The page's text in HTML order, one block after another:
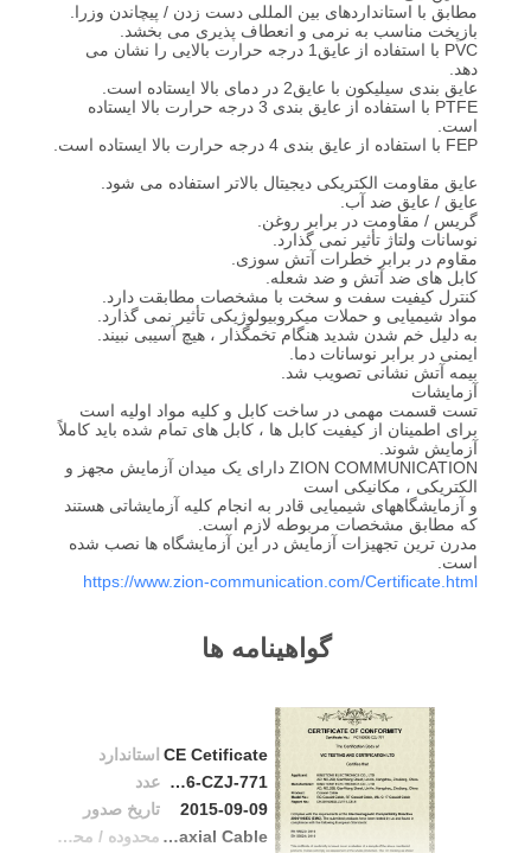
بگیرید
درخواست
نقل قول
نقشه
سایت
PRIVACY
POLICY
مطابق با استانداردهای بین المللی دست زدن / پیچاندن وزرا.
بازپخت مناسب به نرمی و انعطاف پذیری می بخشد.
PVC با استفاده از عایق1 درجه حرارت بالایی را نشان می
دهد.
عایق بندی سیلیکون با عایق2 در دمای بالا ایستاده است.
PTFE با استفاده از عایق بندی 3 درجه حرارت بالا ایستاده
است.
FEP با استفاده از عایق بندی 4 درجه حرارت بالا ایستاده است.
عایق مقاومت الکتریکی دیجیتال بالاتر استفاده می شود.
عایق / عایق ضد آب.
گریس / مقاومت در برابر روغن.
نوسانات ولتاژ تأثیر نمی گذارد.
مقاوم در برابر خطرات آتش سوزی.
کابل های ضد آتش و ضد شعله.
کنترل کیفیت سفت و سخت با مشخصات مطابقت دارد.
مواد شیمیایی و حملات میکروبیولوژیکی تأثیر نمی گذارد.
به دلیل خم شدن شدید هنگام تخمگذار ، هیچ آسیبی نبیند.
ایمنی در برابر نوسانات دما.
بیمه آتش نشانی تصویب شد.
آزمایشات
تست قسمت مهمی در ساخت کابل و کلیه مواد اولیه است
برای اطمینان از کیفیت کابل ها ، کابل های تمام شده باید کاملاً
آزمایش شوند.
ZION COMMUNICATION دارای یک میدان آزمایش مجهز و
الکتریکی ، مکانیکی است
و آزمایشگاههای شیمیایی قادر به انجام کلیه آزمایشاتی هستند
که مطابق مشخصات مربوطه لازم است.
مدرن ترین تجهیزات آزمایش در این آزمایشگاه ها نصب شده
است.
https://www.zion-communication.com/Certificate.html
گواهینامه ها
استاندارد CE Cetificate
عدد VIC150906-CZJ-771
تاریخ صدور
2015-09-09
محدوده / محدوده
RG & RF Coaxial Cable, MIL-C-17 Coaxial Cable